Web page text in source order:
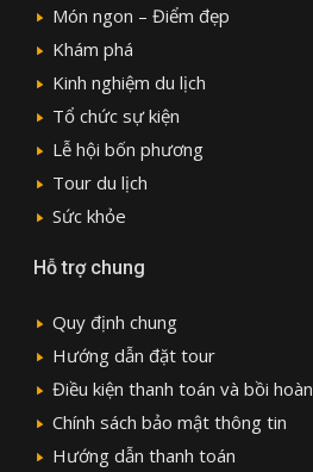
Món ngon – Điểm đẹp
Khám phá
Kinh nghiệm du lịch
Tổ chức sự kiện
Lễ hội bốn phương
Tour du lịch
Sức khỏe
Hỗ trợ chung
Quy định chung
Hướng dẫn đặt tour
Điều kiện thanh toán và bồi hoàn
Chính sách bảo mật thông tin
Hướng dẫn thanh toán